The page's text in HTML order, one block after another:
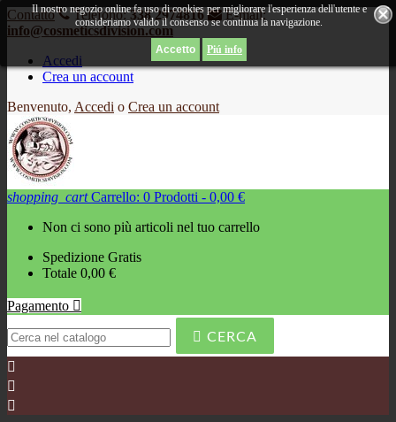
Contatto Telefono: 338 2974816
E-mail:
info@cosmeticsdivision.com
Accedi
Crea un account
Benvenuto, Accedi o Crea un account
shopping_cart Carrello: 0 Prodotti - 0,00 €
Non ci sono più articoli nel tuo carrello
Spedizione Gratis
Totale 0,00 €
Pagamento 
 CERCA
Il nostro negozio online fa uso di cookies per migliorare l'esperienza dell'utente e
consideriamo valido il consenso se continua la navigazione.
Piú info


